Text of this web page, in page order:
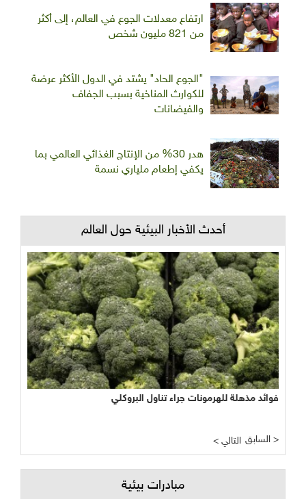
ارتفاع معدلات الجوع في العالم، إلى أكثر
من 821 مليون شخص
"الجوع الحاد" يشتد في الدول الأكثر عرضة
للكوارث المناخية بسبب الجفاف
والفيضانات
هدر 30% من الإنتاج الغذائي العالمي بما
يكفي إطعام ملياري نسمة
أحدث الأخبار البيئية حول العالم
فوائد مذهلة للهرمونات جراء تناول البروكلي
< التالي السابق >
مبادرات بيئية